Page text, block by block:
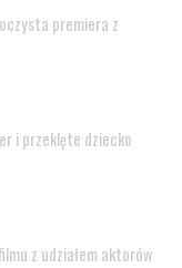
premiera z
i przeklęte dziecko
z udziałem aktorów